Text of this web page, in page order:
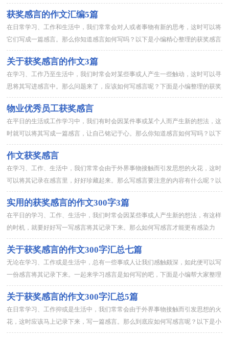
军获奖感言，仅供参考，希望能够帮助到大家。冠军获奖感言1敬爱...
获奖感言的作文汇编5篇
在日常学习、工作和生活中，我们常常会对人或者事物有新的思考，这时可以将
它们写成一篇感言。那么你知道感言如何写吗？以下是小编精心整理的获奖感言
的作文5篇，希望能够帮助到大家。获奖感言的作文 篇1我叫xx...
关于获奖感言的作文3篇
在学习、工作乃至生活中，我们时常会对某些事或人产生一些触动，这时可以寻
思将其写进感言中。那么问题来了，应该如何写感言呢？下面是小编整理的获奖
感言的作文3篇，欢迎大家分享。获奖感言的作文 篇1各位老师、...
物业优秀员工获奖感言
在平日的生活或工作学习中，我们有时会因某件事或某个人而产生新的想法，这
时就可以将其写成一篇感言，让自己铭记于心。那么你知道感言如何写吗？以下
是小编帮大家整理的物业优秀员工获奖感言，欢迎大家借鉴与参考，...
作文获奖感言
在学习、工作、生活中，我们常常会由于外界事物接触而引发思想的火花，这时
可以将其记录在感言里，好好珍藏起来。那么写感言要注意的内容有什么呢？以
下是小编为大家收集的作文获奖感言，仅供参考，欢迎大家阅读。作...
实用的获奖感言的作文300字3篇
在平日的学习、工作、生活中，我们时常会因某些事或人产生新的想法，有这样
的时机，就要好好写一写感言将其记录下来。那么如何写感言才能更有感染力
呢？以下是小编收集整理的获奖感言的作文300字3篇，仅供参考，...
关于获奖感言的作文300字汇总七篇
无论在学习、工作或是生活中，总有一些事或人让我们感触颇深，如此便可以写
一份感言将其记录下来。一起来学习感言是如何写的吧，下面是小编帮大家整理
的获奖感言的作文300字7篇，仅供参考，希望能够帮助到大家。...
关于获奖感言的作文300字汇总5篇
在日常学习、工作抑或是生活中，我们常常会由于外界事物接触而引发思想的火
花，这时应该马上记录下来，写一篇感言。那么到底应如何写感言呢？以下是小
编帮大家整理的获奖感言的作文300字5篇，欢迎阅读与收藏。获...